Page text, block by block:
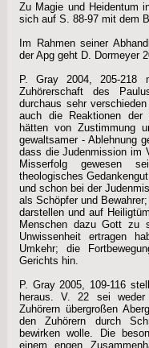
Zu Magie und Heidentum
sich auf S. 88-97 mit dem
Im Rahmen seiner
der Apg geht D. Dormeyer
P. Gray 2004, 205-218
Zuhörerschaft des
durchaus sehr
auch die Reaktionen der
hätten von Zustimmung
gewaltsamer - Ablehnung
dass die Judenmission im
Misserfolg gewesen
theologisches
und schon bei der
als Schöpfer und
darstellen und auf
Menschen dazu Gott zu
Unwissenheit ertragen
Umkehr; die
Gerichts hin.
P. Gray 2005, 109-116
heraus. V. 22 sei
Zuhörern übergroßen
den Zuhörern durch
bewirken wolle. Die
einem engen